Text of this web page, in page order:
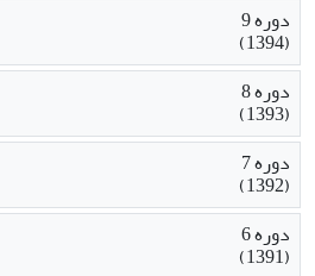
دوره 9
(1394)
دوره 8
(1393)
دوره 7
(1392)
دوره 6
(1391)